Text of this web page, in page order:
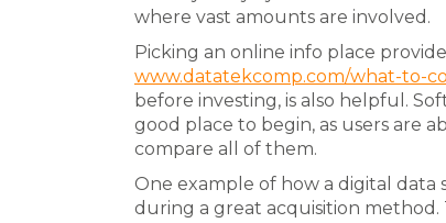
where vast amounts are involved.
Picking an online info place
www.datatekcomp.com/what-to-
before investing, is also helpful.
good place to begin, as users are
compare all of them.
One example of how a digital data
during a great acquisition